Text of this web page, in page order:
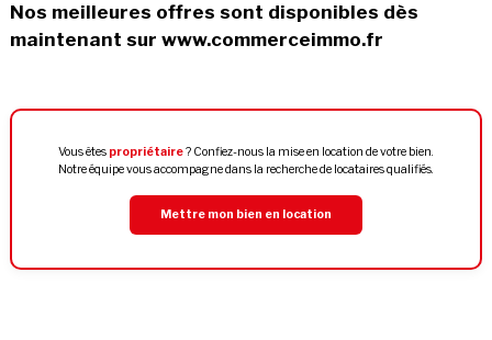
Nos meilleures offres sont disponibles dès
maintenant sur www.commerceimmo.fr
Vous êtes propriétaire? Confiez-nous la mise en location de votre bien.
Notre équipe vous accompagne dans la recherche de locataires qualifiés.
Mettre mon bien en location